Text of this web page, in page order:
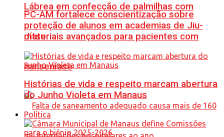
Lábrea em confecção de palmilhas com
materiais avançados para pacientes com
hanseníase
PC-AM fortalece conscientização sobre
proteção de alunos em academias de Jiu-
Jítsu
Histórias de vida e respeito marcam abertura
do Junho Violeta em Manaus
Política